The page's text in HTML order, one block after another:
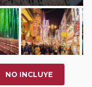
NO INCLUYE